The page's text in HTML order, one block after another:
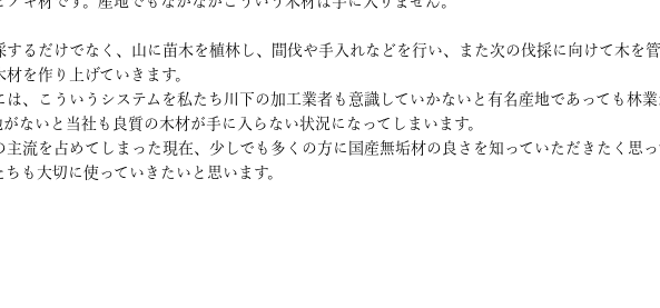
るだけでなく、山に苗木を植林し、間伐や手入れなどを行い、また次の伐採に向けて木を管
を作り上げていきます。
、こういうシステムを私たち川下の加工業者も意識していかないと有名産地であっても林
ないと当社も良質の木材が手に入らない状況になってしまいます。
流を占めてしまった現在、少しでも多くの方に国産無垢材の良さを知っていただきたく思っ
ちも大切に使っていきたいと思います。